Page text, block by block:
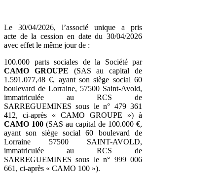
Le 30/04/2026, l’associé unique a pris
acte de la cession en date du 30/04/2026
avec effet le même jour de :
100.000 parts sociales de la Société par
CAMO GROUPE (SAS au capital de
1.591.077,48 €, ayant son siège social 60
boulevard de Lorraine, 57500 Saint-Avold,
immatriculée au RCS de
SARREGUEMINES sous le n° 479 361
412, ci-après « CAMO GROUPE ») à
CAMO 100 (SAS au capital de 100.000 €,
ayant son siège social 60 boulevard de
Lorraine 57500 SAINT-AVOLD,
immatriculée au RCS de
SARREGUEMINES sous le n° 999 006
661, ci-après « CAMO 100 »).